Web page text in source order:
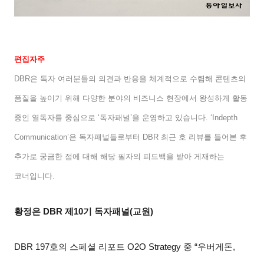
편집자주
DBR은 독자 여러분들의 의견과 반응을 체계적으로 수렴해 콘텐츠의
품질을 높이기 위해 다양한 분야의 비즈니스 현장에서 왕성하게 활동
중인 열독자를 중심으로 ‘독자패널 ’을 운영하고 있습니다 . ‘Indepth
Communication’은 독자패널들로부터 DBR 최근 호 리뷰를 들어본 후
추가로 궁금한 점에 대해 해당 필자의 피드백을 받아 게재하는
코너입니다
황정은 DBR제 10기 독자패널(교원)
DBR 197호의 스페셜 리포트 O2O Strategy 중 “우버게돈,